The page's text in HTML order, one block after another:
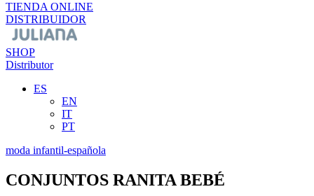
TIENDA ONLINE
DISTRIBUIDOR
SHOP
Distributor
ES
EN
IT
PT
moda infantil-española
CONJUNTOS RANITA BEBÉ